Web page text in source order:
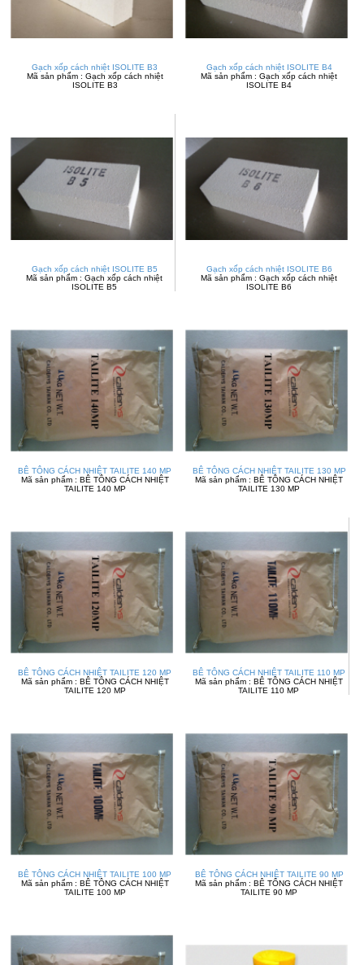
Gạch xốp cách nhiệt ISOLITE B3
Mã sản phẩm : Gạch xốp cách nhiệt
ISOLITE B3
Gạch xốp cách nhiệt ISOLITE B4
Mã sản phẩm : Gạch xốp cách nhiệt
ISOLITE B4
Gạch xốp cách nhiệt ISOLITE B5
Mã sản phẩm : Gạch xốp cách nhiệt
ISOLITE B5
Gạch xốp cách nhiệt ISOLITE B6
Mã sản phẩm : Gạch xốp cách nhiệt
ISOLITE B6
BÊ TÔNG CÁCH NHIỆT TAILITE 140 MP
Mã sản phẩm : BÊ TÔNG CÁCH NHIỆT
TAILITE 140 MP
BÊ TÔNG CÁCH NHIỆT TAILITE 130 MP
Mã sản phẩm : BÊ TÔNG CÁCH NHIỆT
TAILITE 130 MP
BÊ TÔNG CÁCH NHIỆT TAILITE 120 MP
Mã sản phẩm : BÊ TÔNG CÁCH NHIỆT
TAILITE 120 MP
BÊ TÔNG CÁCH NHIỆT TAILITE 110 MP
Mã sản phẩm : BÊ TÔNG CÁCH NHIỆT
TAILITE 110 MP
BÊ TÔNG CÁCH NHIỆT TAILITE 100 MP
Mã sản phẩm : BÊ TÔNG CÁCH NHIỆT
TAILITE 100 MP
BÊ TÔNG CÁCH NHIỆT TAILITE 90 MP
Mã sản phẩm : BÊ TÔNG CÁCH NHIỆT
TAILITE 90 MP